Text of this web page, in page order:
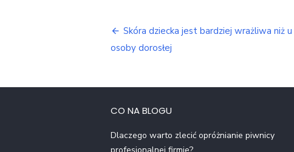
Nawigacja
wpisu
Skóra dziecka jest bardziej wrażliwa niż u
osoby dorosłej
CO NA BLOGU
Dlaczego warto zlecić opróżnianie piwnicy